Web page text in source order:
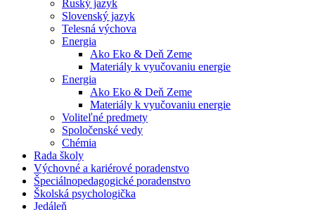
Ruský jazyk
Slovenský jazyk
Telesná výchova
Energia
Ako Eko & Deň Zeme
Materiály k vyučovaniu energie
Energia
Ako Eko & Deň Zeme
Materiály k vyučovaniu energie
Voliteľné predmety
Spoločenské vedy
Chémia
Rada školy
Výchovné a kariérové poradenstvo
Špeciálnopedagogické poradenstvo
Školská psychologička
Jedáleň